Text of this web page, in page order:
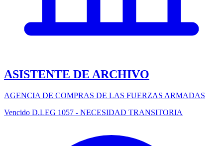
ASISTENTE DE ARCHIVO
AGENCIA DE COMPRAS DE LAS FUERZAS ARMADAS
Vencido D.LEG 1057 - NECESIDAD TRANSITORIA